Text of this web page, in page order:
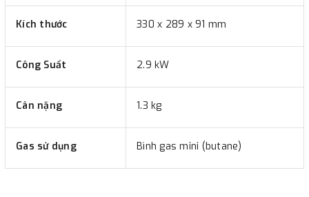
Kích thước 330 x 289 x 91 mm
Công Suất 2.9 kW
Cân nặng 1.3 kg
Gas sử dụng Bình gas mini (butane)